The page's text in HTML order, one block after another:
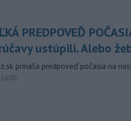
PREDPOVEĎ
ustúpili. Alebo
prináša predpoveď počasia na